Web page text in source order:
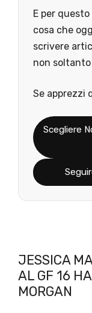
E per
cosa che
scrivere
non
Se apprezzi
Scegliere
JESSICA
AL GF 16
MORGAN